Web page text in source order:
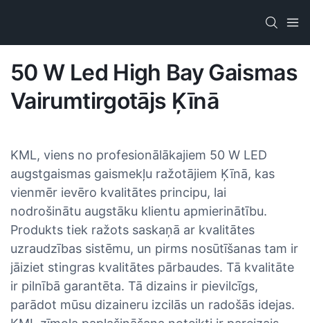
50 W Led High Bay Gaismas
Vairumtirgotājs Ķīnā
KML, viens no profesionālākajiem 50 W LED
augstgaismas gaismekļu ražotājiem Ķīnā, kas
vienmēr ievēro kvalitātes principu, lai
nodrošinātu augstāku klientu apmierinātību.
Produkts tiek ražots saskaņā ar kvalitātes
uzraudzības sistēmu, un pirms nosūtīšanas tam ir
jāiziet stingras kvalitātes pārbaudes. Tā kvalitāte
ir pilnībā garantēta. Tā dizains ir pievilcīgs,
parādot mūsu dizaineru izcilās un radošās idejas.